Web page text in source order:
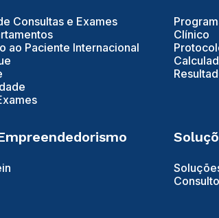
Consultas e Exames
ao Paciente Internacional
Clínico